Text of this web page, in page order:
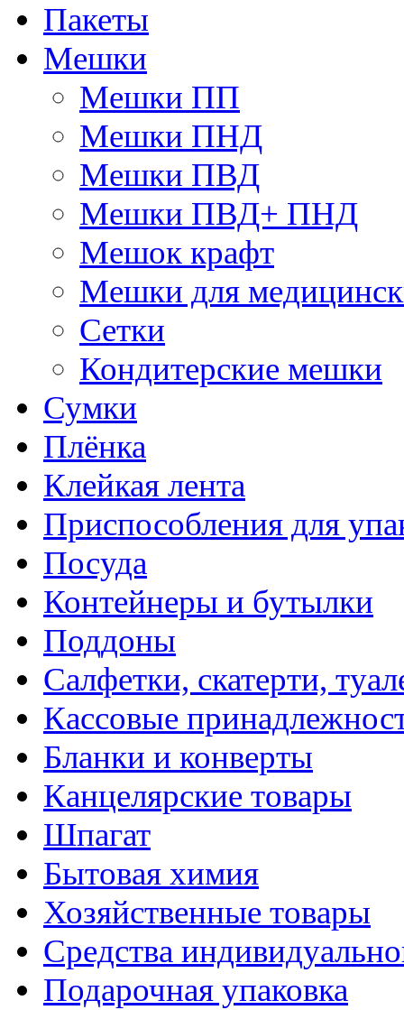
Пакеты
Мешки
Мешки ПП
Мешки ПНД
Мешки ПВД
Мешки ПВД+ ПНД
Мешок крафт
Мешки для
Сетки
Кондитерские мешки
Сумки
Плёнка
Клейкая лента
Приспособления для
Посуда
Контейнеры и бутылки
Поддоны
Салфетки, скатерти,
Кассовые
Бланки и конверты
Канцелярские товары
Шпагат
Бытовая химия
Хозяйственные товары
Средства
Подарочная упаковка